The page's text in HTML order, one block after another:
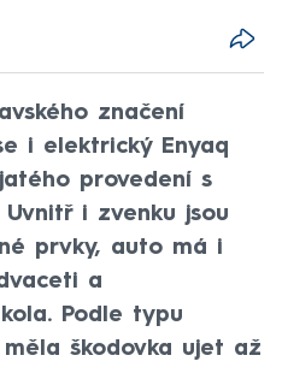
značení
i elektrický Enyaq
provedení s
i zvenku jsou
prvky, auto má i
a
Podle typu
škodovka ujet až